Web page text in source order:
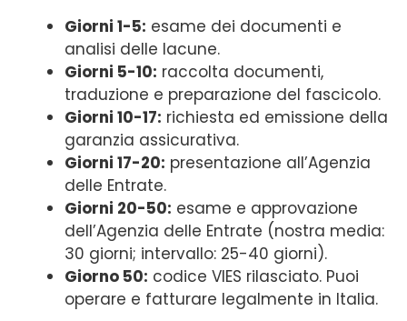
Giorni 1-5: esame dei documenti e
analisi delle lacune.
Giorni 5-10: raccolta documenti,
traduzione e preparazione del fascicolo.
Giorni 10-17: richiesta ed emissione della
garanzia assicurativa.
Giorni 17-20: presentazione all’Agenzia
delle Entrate.
Giorni 20-50: esame e approvazione
dell’Agenzia delle Entrate (nostra media:
30 giorni; intervallo: 25-40 giorni).
Giorno 50: codice VIES rilasciato. Puoi
operare e fatturare legalmente in Italia.